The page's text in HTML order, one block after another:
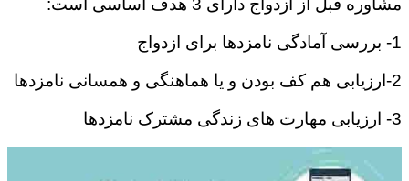
مشاوره قبل از ازدواج دارای 3 هدف اساسی است:
1- بررسی آمادگی نامزدها برای ازدواج
2-ارزیابی هم کف بودن و یا هماهنگی و همسانی نامزدها
3- ارزیابی مهارت های زندگی مشترک نامزدها